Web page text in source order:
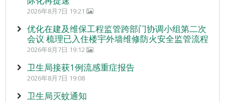
2026年8月7日 19:21
优化在建及维保工程监管跨部门协调小组第二次
会议 梳理已入住楼宇外墙维修防火安全监管流程
2026年8月7日 19:12
卫生局接获1例流感重症报告
2026年8月7日 19:08
卫生局灭蚊通知